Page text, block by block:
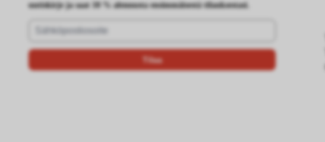
uutiskirje ja saat 10 % alennusta ensimmäisestä tilauksestasi.